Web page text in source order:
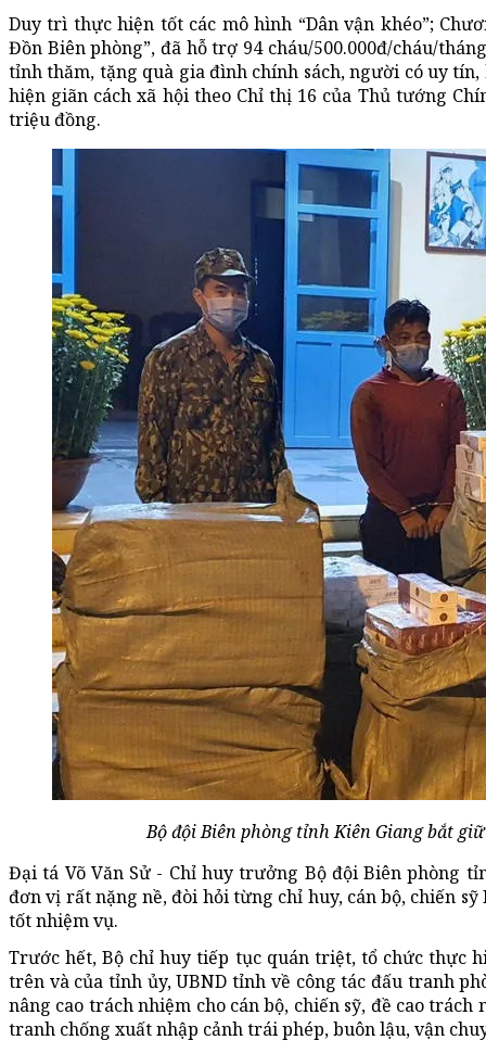
Duy trì thực hiện tốt các mô hình “Dân vận khéo”;
Đồn Biên phòng”, đã hỗ trợ 94 cháu/500.000đ/cháu/
tỉnh thăm, tặng quà gia đình chính sách, người có uy
hiện giãn cách xã hội theo Chỉ thị 16 của Thủ tướng
triệu đồng.
Bộ đội Biên phòng tỉnh Kiên Giang bắt
Đại tá Võ Văn Sử - Chỉ huy trưởng Bộ đội Biên phòng
đơn vị rất nặng nề, đòi hỏi từng chỉ huy, cán bộ, chiến
tốt nhiệm vụ.
Trước hết, Bộ chỉ huy tiếp tục quán triệt, tổ chức thực
trên và của tỉnh ủy, UBND tỉnh về công tác đấu tranh
nâng cao trách nhiệm cho cán bộ, chiến sỹ, đề cao
tranh chống xuất nhập cảnh trái phép, buôn lậu, vận